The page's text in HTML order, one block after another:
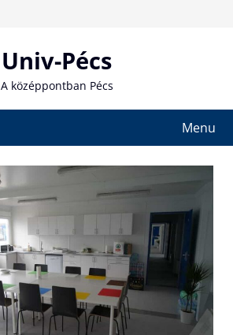
Univ-Pécs
A középpontban Pécs
Menu